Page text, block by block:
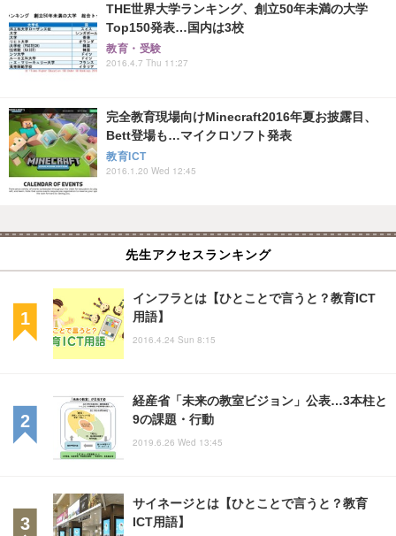
THE世界大学ランキング、創立50年未満の大学
Top150発表…国内は3校
教育・受験
2016.4.7 Thu 11:27
完全教育現場向けMinecraft2016年夏お披露目、
Bett登場も…マイクロソフト発表
教育ICT
2016.1.20 Wed 12:45
先生アクセスランキング
インフラとは【ひとことで言うと？教育ICT
用語】
2016.4.24 Sun 8:15
経産省「未来の教室ビジョン」公表…3本柱と
9の課題・行動
2019.6.26 Wed 13:45
サイネージとは【ひとことで言うと？教育
ICT用語】